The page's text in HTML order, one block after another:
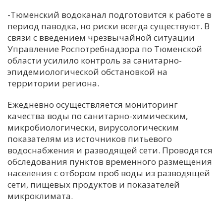
-Тюменский водоканал подготовится к работе в
период паводка, но риски всегда существуют. В
связи с введением чрезвычайной ситуации
Управление Роспотребнадзора по Тюменской
области усилило контроль за санитарно-
эпидемиологической обстановкой на
территории региона.
Ежедневно осуществляется мониторинг
качества воды по санитарно-химическим,
микробиологически, вирусологическим
показателям из источников питьевого
водоснабжения и разводящей сети. Проводятся
обследования пунктов временного размещения
населения с отбором проб воды из разводящей
сети, пищевых продуктов и показателей
микроклимата.